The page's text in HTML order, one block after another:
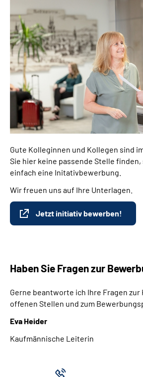
Gute Kolleginnen und Kollegen sind
Sie hier keine passende Stelle finden,
einfach eine Initativbewerbung.
Wir freuen uns auf Ihre Unterlagen.
Jetzt initiativ bewerben!
Haben Sie Fragen zur
Gerne beantworte ich Ihre Fragen zur
offenen Stellen und zum
Eva Heider
Kaufmännische Leiterin